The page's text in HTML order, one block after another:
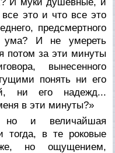
это и что все это
предсмертного
И не умереть
потом за эти минуты
вынесенного
понять ни его
ни его надежд...
в эти минуты?»
но и величайшая
в те роковые
но ощущением,